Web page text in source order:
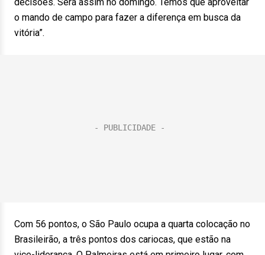
o mando de campo para fazer a diferença em busca da
vitória”.
Com 56 pontos, o São Paulo ocupa a quarta colocação no
Brasileirão, a três pontos dos cariocas, que estão na